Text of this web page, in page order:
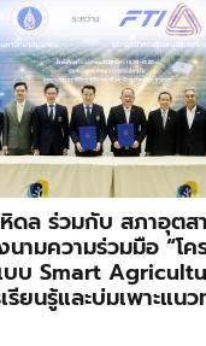
ดล ร่วมกับ สภาอุตส
นามความร่วมมือ “โค
บบ Smart
รียนรู้และบ่มเพาะแน